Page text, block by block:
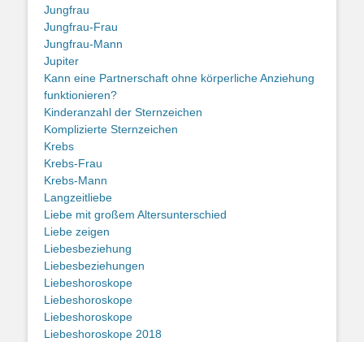
Jungfrau
Jungfrau-Frau
Jungfrau-Mann
Jupiter
Kann eine Partnerschaft ohne körperliche Anziehung
funktionieren?
Kinderanzahl der Sternzeichen
Komplizierte Sternzeichen
Krebs
Krebs-Frau
Krebs-Mann
Langzeitliebe
Liebe mit großem Altersunterschied
Liebe zeigen
Liebesbeziehung
Liebesbeziehungen
Liebeshoroskope
Liebeshoroskope
Liebeshoroskope
Liebeshoroskope 2018